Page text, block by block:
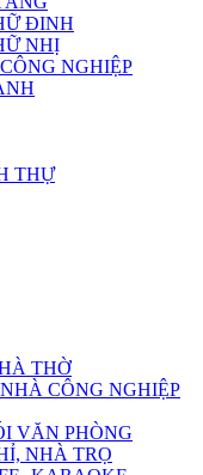
ĐINH
NHỊ
NGHIỆP
THỰ
THỜ
CÔNG NGHIỆP
VĂN PHÒNG
NHÀ TRỌ